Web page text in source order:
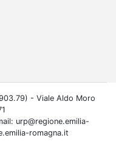
- Viale Aldo Moro
urp@regione.emilia-
romagna.it